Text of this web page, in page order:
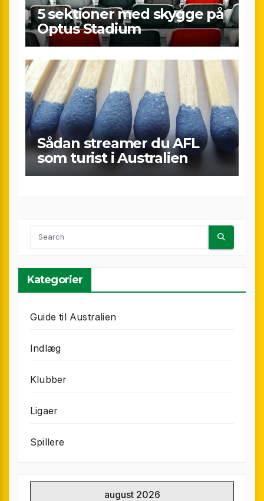
5 sektioner med skygge på
Optus Stadium
Sådan streamer du AFL
som turist i Australien
Kategorier
Guide til Australien
Indlæg
Klubber
Ligaer
Spillere
august 2026